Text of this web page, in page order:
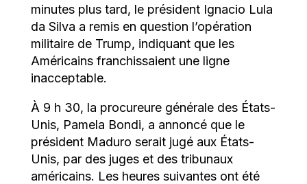
minutes plus tard, le président Ignacio Lula
da Silva a remis en question l’opération
militaire de Trump, indiquant que les
Américains franchissaient une ligne
inacceptable.
À 9 h 30, la procureure générale des États-
Unis, Pamela Bondi, a annoncé que le
président Maduro serait jugé aux États-
Unis, par des juges et des tribunaux
américains. Les heures suivantes ont été